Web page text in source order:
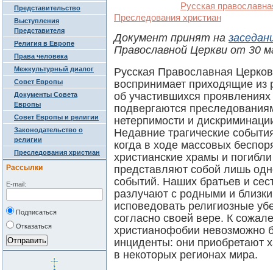
Представительство
Выступления
Представителя
Религия в Европе
Права человека
Межкультурный диалог
Совет Европы
Документы Совета
Европы
Совет Европы и религии
Законодательство о
религии
Преследования христиан
Рассылки
E-mail:
Подписаться
Отказаться
Русская
Преследования христиан
Документ принят на
Православной Церкви от 30
Русская Православная
воспринимает приходящие
об участившихся
подвергаются
нетерпимости и
Недавние трагические
когда в ходе массовых
христианские храмы и
представляют собой лишь
событий. Наших братьев и
разлучают с родными и
исповедовать религиозные
согласно своей вере. К
христианофобии невозможно
инциденты: они приобретают
в некоторых регионах мира.